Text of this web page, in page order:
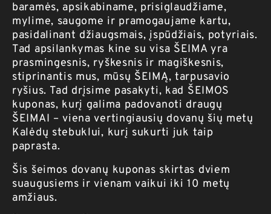
baramės, apsikabiname, prisiglaudžiame,
mylime, saugome ir pramogaujame kartu,
pasidalinant džiaugsmais, įspūdžiais, potyriais.
Tad apsilankymas kine su visa ŠEIMA yra
prasmingesnis, ryškesnis ir magiškesnis,
stiprinantis mus, mūsų ŠEIMĄ, tarpusavio
ryšius. Tad drįsime pasakyti, kad ŠEIMOS
kuponas, kurį galima padovanoti draugų
ŠEIMAI – viena vertingiausių dovanų šių metų
Kalėdų stebuklui, kurį sukurti juk taip
paprasta.
Šis šeimos dovanų kuponas skirtas dviem
suaugusiems ir vienam vaikui iki 10 metų
amžiaus.